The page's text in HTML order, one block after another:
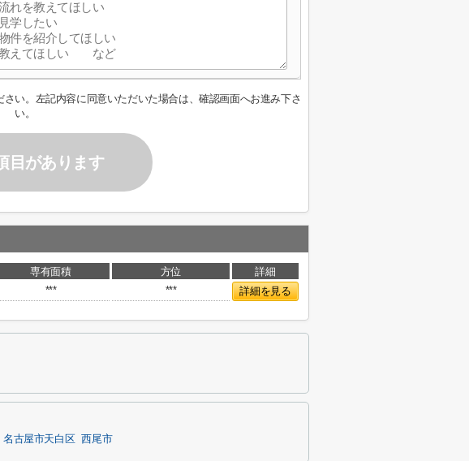
さい。左記内容に同意いただいた場合は、確認画面へお進み下さ
い。
目があります
専有面積 方位
詳細
*** *** 詳細を見る
名古屋市天白区 西尾市